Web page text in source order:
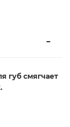
губ смягчает